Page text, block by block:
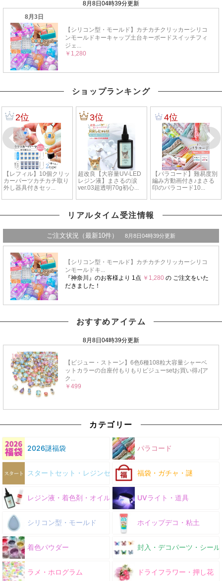
ショップランキング
リアルタイム受注情報
おすすめアイテム
カテゴリー
2026謎福袋 パラコード
スタートセット・レジンセット 福袋・ガチャ・謎
レジン液・着色剤・オイル UVライト・道具
シリコン型・モールド ホイップデコ・粘土
着色パウダー 封入・デコパーツ・シール
ラメ・ホログラム ドライフラワー・押し花